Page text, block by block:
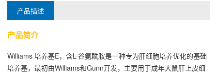
产品描述
产品简介
Williams 培养基E，含L-谷氨酰胺是一种专为肝细胞培养优化的基础
培养基，最初由Williams和Gunn开发，主要用于成年大鼠肝上皮细